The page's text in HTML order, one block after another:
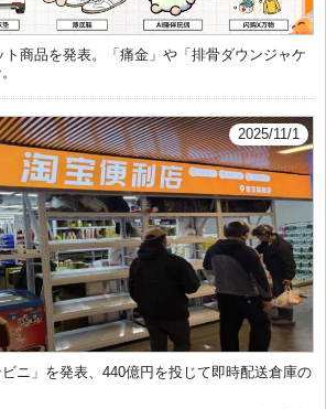
商品を発表。「痛金」や「排骨ダウンジャケ
2025/11/1
ニ」を発表、440億円を投じて即時配送倉庫の